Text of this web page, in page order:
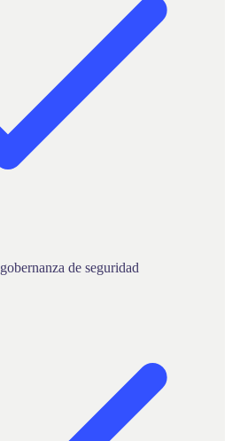
de seguridad